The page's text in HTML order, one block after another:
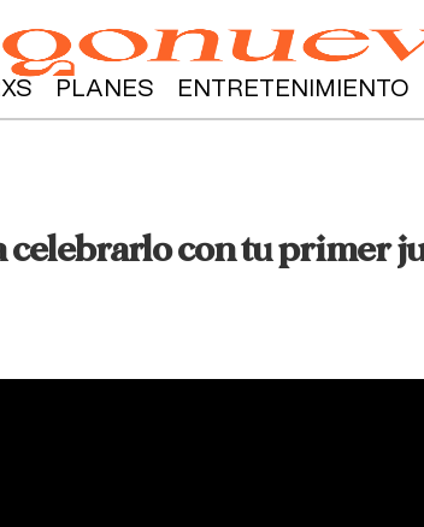
PLANES ENTRETENIMIENTO
celebrarlo con tu primer